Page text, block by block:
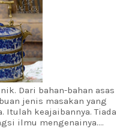
Dari bahan-bahan asas
jenis masakan yang
Itulah keajaibannya. Tiada
ilmu mengenainya....